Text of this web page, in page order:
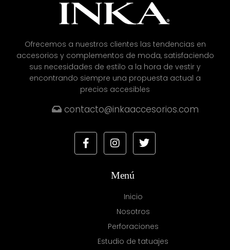
Ofrecemos a nuestros clientes las tendencias en
accesorios y complementos de moda, satisfaciendo
sus necesidades de estilo a la hora de vestir y
encontrando siempre una propuesta actual a
precios accesibles
contacto@inkaaccesorios.com
Menú
Inicio
Nosotros
Perforaciones
Estudio de tatuajes